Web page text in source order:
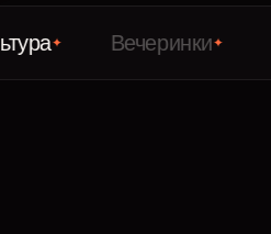
Вечеринки✦ Лекции